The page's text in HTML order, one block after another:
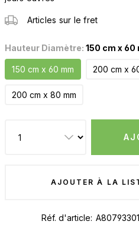
Articles sur le fret
Hauteur Diamètre: 150 cm x 60
150 cm x 60 mm 200 cm x
200 cm x 80 mm
AJOUTER À LA
Réf. d'article: